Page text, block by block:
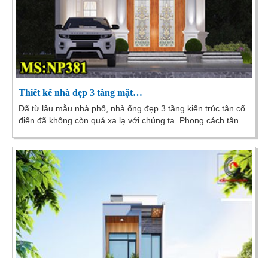
Thiết kế nhà đẹp 3 tầng mặt…
Đã từ lâu mẫu nhà phố, nhà ống đẹp 3 tầng kiến trúc tân cổ
điển đã không còn quá xa lạ với chúng ta. Phong cách tân